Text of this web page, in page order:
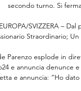
secondo turno. Si
SVIZZERA –
Straordinario;
Parenzo esplode in
e annuncia denunce
e annuncia: “Ho